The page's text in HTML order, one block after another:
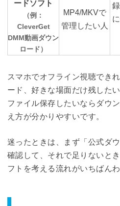
ードソフト
（例：
CleverGet
DMM動画ダウン
ロード）
MP4/MKVで
管理したい人
スマホでオフライン視聴でき
ード、好きな場面だけ残した
ファイル保存したいならダウ
え方が分かりやすいです。
迷ったときは、まず「公式ダ
確認して、それで足りないと
フトを考える流れがいちばん